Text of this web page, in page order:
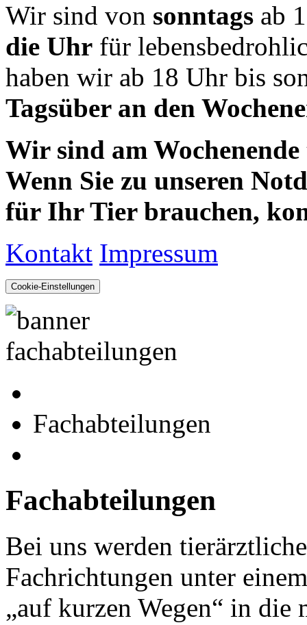
Wir sind von sonntags ab
die Uhr für
haben wir ab 18 Uhr bis
Tagsüber an den
Wir sind am
Wenn Sie zu unseren
für Ihr Tier brauchen,
Kontakt Impressum
Cookie-Einstellungen
Fachabteilungen
Fachabteilungen
Bei uns werden
Fachrichtungen unter
„auf kurzen Wegen“ in